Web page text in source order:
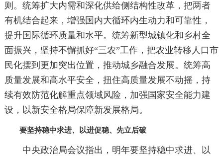
则。统筹扩大内需和深化供给侧结构性改革，把两者
有机结合起来，增强国内大循环内生动力和可靠性，
提升国际循环质量和水平。统筹新型城镇化和乡村全
面振兴，坚持不懈抓好“三农”工作，把农业转移人口市
民化摆到更加突出位置，推动城乡融合发展。统筹高
质量发展和高水平安全，扭住高质量发展不动摇，持
续有效防范化解重点领域风险，加强国家安全能力建
设，以新安全格局保障新发展格局。
要坚持稳中求进、以进促稳、先立后破
中央政治局会议指出，明年要坚持稳中求进、以